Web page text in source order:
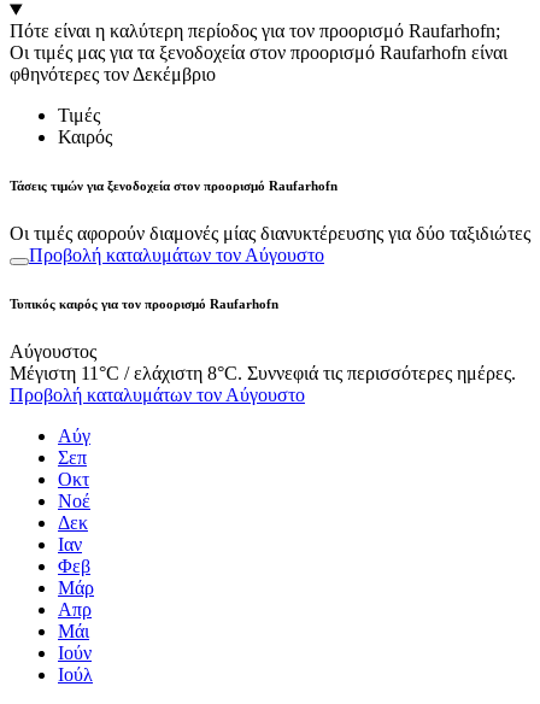
Πότε είναι η καλύτερη περίοδος για τον προορισμό Raufarhofn;
Οι τιμές μας για τα ξενοδοχεία στον προορισμό Raufarhofn είναι
φθηνότερες τον Δεκέμβριο
Τιμές
Καιρός
Τάσεις τιμών για ξενοδοχεία στον προορισμό Raufarhofn
Οι τιμές αφορούν διαμονές μίας διανυκτέρευσης για δύο ταξιδιώτες
Προβολή καταλυμάτων τον Αύγουστο
Τυπικός καιρός για τον προορισμό Raufarhofn
Αύγουστος
Μέγιστη 11°C / ελάχιστη 8°C. Συννεφιά τις περισσότερες ημέρες.
Προβολή καταλυμάτων τον Αύγουστο
Αύγ
Σεπ
Οκτ
Νοέ
Δεκ
Ιαν
Φεβ
Μάρ
Απρ
Μάι
Ιούν
Ιούλ